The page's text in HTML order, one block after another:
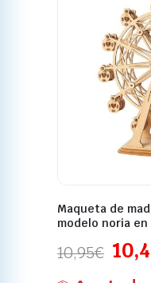
Maqueta de
modelo noria en
10,95€